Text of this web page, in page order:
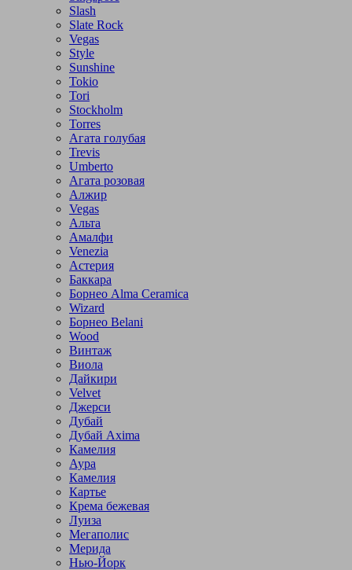
Slash
Slate Rock
Vegas
Style
Sunshine
Tokio
Tori
Stockholm
Torres
Агата голубая
Trevis
Umberto
Агата розовая
Алжир
Vegas
Альта
Амалфи
Venezia
Астерия
Баккара
Борнео Alma Ceramica
Wizard
Борнео Belani
Wood
Винтаж
Виола
Дайкири
Velvet
Джерси
Дубай
Дубай Axima
Камелия
Аура
Камелия
Картье
Крема бежевая
Луиза
Мегаполис
Мерида
Нью-Йорк